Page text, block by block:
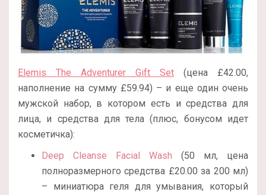
Elemis The Adventurer Gift Set (цена £42.00,
наполнение на сумму £59.94) – и еще один очень
мужской набор, в котором есть и средства для
лица, и средства для тела (плюс, бонусом идет
косметичка):
Deep Cleanse Facial Wash (50 мл, цена
полноразмерного средства £20.00 за 200 мл)
– миниатюра геля для умывания, который